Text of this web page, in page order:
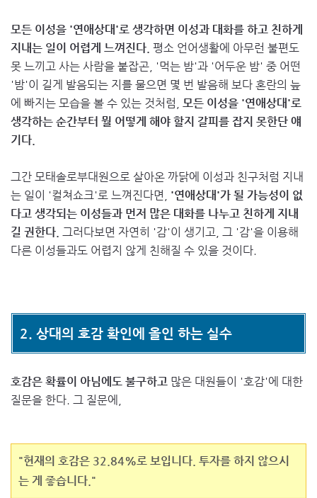
모든 이성을 '연애상대'로 생각하면 이성과 대화를 하고 친하게
지내는 일이 어렵게 느껴진다. 평소 언어생활에 아무런 불편도
못 느끼고 사는 사람을 붙잡곤, '먹는 밤'과 '어두운 밤' 중 어떤
'밤'이 길게 발음되는 지를 물으면 몇 번 발음해 보다 혼란의 늪
에 빠지는 모습을 볼 수 있는 것처럼, 모든 이성을 '연애상대'로
생각하는 순간부터 뭘 어떻게 해야 할지 갈피를 잡지 못한단 얘
기다.
그간 모태솔로부대원으로 살아온 까닭에 이성과 친구처럼 지내
는 일이 '컬쳐쇼크'로 느껴진다면, '연애상대'가 될 가능성이 없
다고 생각되는 이성들과 먼저 많은 대화를 나누고 친하게 지내
길 권한다. 그러다보면 자연히 '감'이 생기고, 그 '감'을 이용해
다른 이성들과도 어렵지 않게 친해질 수 있을 것이다.
2. 상대의 호감 확인에 올인 하는 실수
호감은 확률이 아님에도 불구하고 많은 대원들이 '호감'에 대한
질문을 한다. 그 질문에,
"현재의 호감은 32.84%로 보입니다. 투자를 하지 않으시
는 게 좋습니다."